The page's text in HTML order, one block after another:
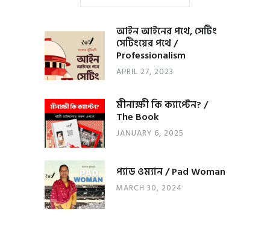
আইন আইনের পথে, সেটিং
সেটিংয়ের পথে /
Professionalism
APRIL 27, 2023
মীনাক্ষী কি ক্যাপ্টেন? /
The Book
JANUARY 6, 2025
প্যাড ওম্যান / Pad Woman
MARCH 30, 2024